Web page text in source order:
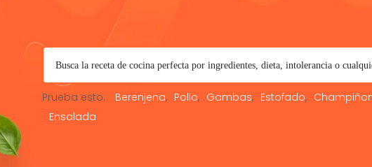
Prueba esto: Berenjena Pollo Gambas Estofado
Ensalada